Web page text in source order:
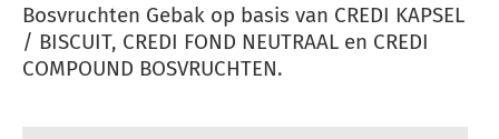
Bosvruchten Gebak op basis van CREDI KAPSEL
/ BISCUIT, CREDI FOND NEUTRAAL en CREDI
COMPOUND BOSVRUCHTEN.